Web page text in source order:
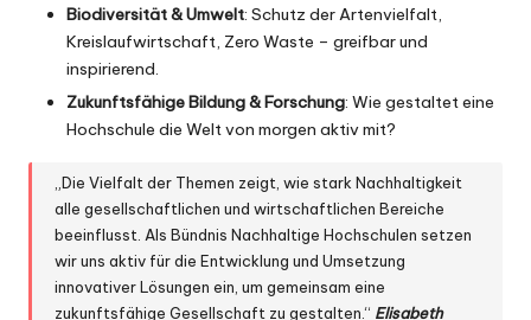
Biodiversität & Umwelt: Schutz der Artenvielfalt,
Kreislaufwirtschaft, Zero Waste – greifbar und
inspirierend.
Zukunftsfähige Bildung & Forschung: Wie gestaltet eine
Hochschule die Welt von morgen aktiv mit?
„Die Vielfalt der Themen zeigt, wie stark Nachhaltigkeit
alle gesellschaftlichen und wirtschaftlichen Bereiche
beeinflusst. Als Bündnis Nachhaltige Hochschulen setzen
wir uns aktiv für die Entwicklung und Umsetzung
innovativer Lösungen ein, um gemeinsam eine
zukunftsfähige Gesellschaft zu gestalten.“ Elisabeth